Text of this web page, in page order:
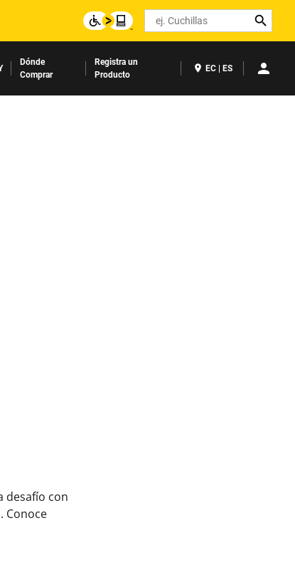
Search
Dónde
Comprar
Registra un
Producto
EC | ES
desafío con
Conoce